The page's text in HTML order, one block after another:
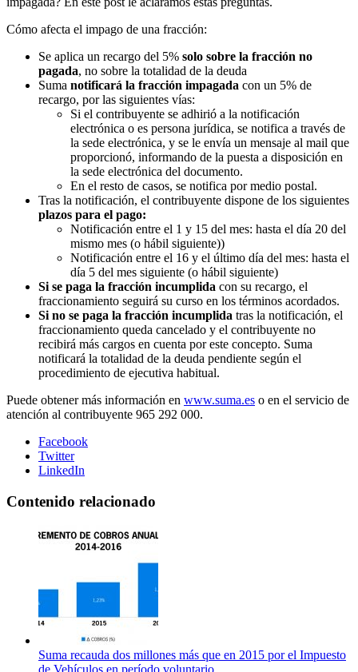
Cómo afecta el impago de una fracción:
Se aplica un recargo del 5% solo sobre la fracción no
pagada, no sobre la totalidad de la deuda
Suma notificará la fracción impagada con un 5% de
recargo, por las siguientes vías:
Si el contribuyente se adhirió a la notificación
electrónica o es persona jurídica, se notifica a través de
la sede electrónica, y se le envía un mensaje al mail que
proporcionó, informando de la puesta a disposición en
la sede electrónica del documento.
En el resto de casos, se notifica por medio postal.
Tras la notificación, el contribuyente dispone de los siguientes
plazos para el pago:
Notificación entre el 1 y 15 del mes: hasta el día 20 del
mismo mes (o hábil siguiente))
Notificación entre el 16 y el último día del mes: hasta el
día 5 del mes siguiente (o hábil siguiente)
Si se paga la fracción incumplida con su recargo, el
fraccionamiento seguirá su curso en los términos acordados.
Si no se paga la fracción incumplida tras la notificación, el
fraccionamiento queda cancelado y el contribuyente no
recibirá más cargos en cuenta por este concepto. Suma
notificará la totalidad de la deuda pendiente según el
procedimiento de ejecutiva habitual.
Puede obtener más información en www.suma.es o en el servicio de
atención al contribuyente 965 292 000.
Facebook
Twitter
LinkedIn
Contenido relacionado
Suma recauda dos millones más que en 2015 por el Impuesto